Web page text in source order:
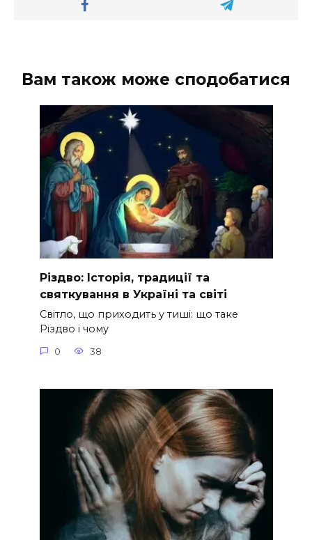
Вам також може сподобатися
Різдво: Історія, традиції та
святкування в Україні та світі
Світло, що приходить у тиші: що таке
Різдво і чому
0 38